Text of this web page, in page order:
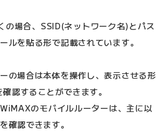
の場合、SSID(ネットワーク名)とパス
ルを貼る形で記載されています。
の場合は本体を操作し、表示させる形
認することができます。
のモバイルルーターは、主に以
確認できます。